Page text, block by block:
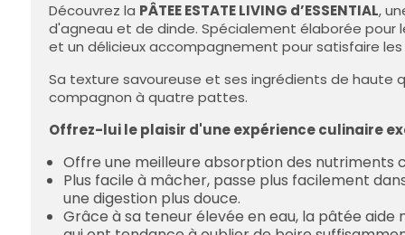
Découvrez la PÂTEE ESTATE LIVING d’ESSENTIAL,
d'agneau et de dinde. Spécialement élaborée
et un délicieux accompagnement pour satisfaire les
Sa texture savoureuse et ses ingrédients de
compagnon à quatre pattes.
Offrez-lui le plaisir d'une expérience culinaire
Offre une meilleure absorption des nutriments
Plus facile à mâcher, passe plus facilement
une digestion plus douce.
Grâce à sa teneur élevée en eau, la pâtée